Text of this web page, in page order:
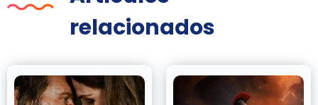
relacionados